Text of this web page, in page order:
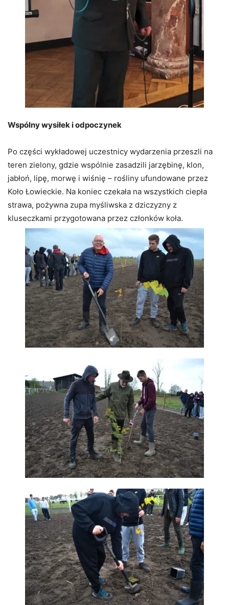
Wspólny wysiłek i odpoczynek
Po części wykładowej uczestnicy wydarzenia przeszli na
teren zielony, gdzie wspólnie zasadzili jarzębinę, klon,
jabłoń, lipę, morwę i wiśnię – rośliny ufundowane przez
Koło Łowieckie. Na koniec czekała na wszystkich ciepła
strawa, pożywna zupa myśliwska z dziczyzny z
kluseczkami przygotowana przez członków koła.